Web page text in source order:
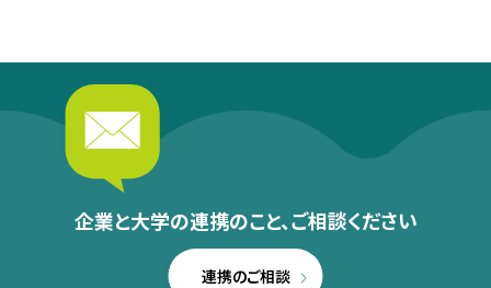
企業と大学の連携のこと、ご相談ください
連携のご相談